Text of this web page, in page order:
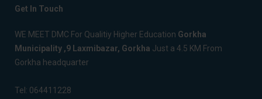
Get In Touch
WE MEET DMC For Qualitiy Higher Education Gorkha
Municipality ,9 Laxmibazar, Gorkha Just a 4.5 KM From
Gorkha headquarter
Tel: 064411228